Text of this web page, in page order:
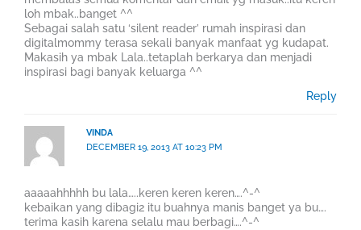
loh mbak..banget ^^
Sebagai salah satu ‘silent reader’ rumah inspirasi dan
digitalmommy terasa sekali banyak manfaat yg kudapat.
Makasih ya mbak Lala..tetaplah berkarya dan menjadi
inspirasi bagi banyak keluarga ^^
Reply
VINDA
DECEMBER 19, 2013 AT 10:23 PM
aaaaahhhhh bu lala…..keren keren keren….^-^
kebaikan yang dibagi2 itu buahnya manis banget ya bu….
terima kasih karena selalu mau berbagi….^-^